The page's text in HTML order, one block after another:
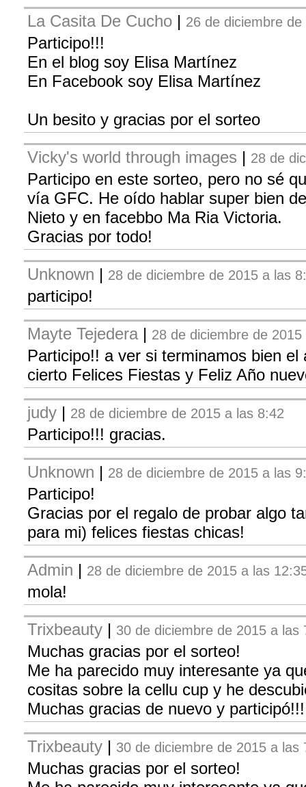
La Casita De Cucho | 26 de diciembre
Participo!!!
En el blog soy Elisa Martínez
En Facebook soy Elisa Martínez
Un besito y gracias por el sorteo
Vicky's world through images | 28 de
Participo en este sorteo, pero no sé
vía GFC. He oído hablar super bien
Nieto y en facebbo Ma Ria Victoria.
Gracias por todo!
Unknown | 28 de diciembre de 2015 a las
participo!
Mayte Tejedera | 28 de diciembre de
Participo!! a ver si terminamos bien
cierto Felices Fiestas y Feliz Año
judy | 28 de diciembre de 2015 a las 8:42
Participo!!! gracias.
Unknown | 28 de diciembre de 2015 a las
Participo!
Gracias por el regalo de probar algo
para mi) felices fiestas chicas!
Admin | 28 de diciembre de 2015 a las
mola!
Trixbeauty | 30 de diciembre de 2015 a las
Muchas gracias por el sorteo!
Me ha parecido muy interesante ya
cositas sobre la cellu cup y he
Muchas gracias de nuevo y
Trixbeauty | 30 de diciembre de 2015 a las
Muchas gracias por el sorteo!